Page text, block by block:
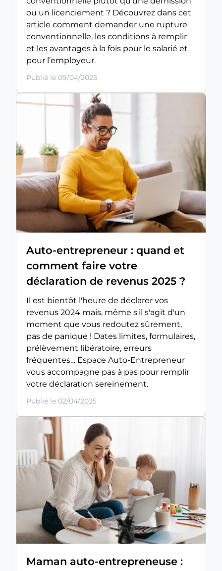
ou un licenciement ? Découvrez dans cet
article comment demander une rupture
conventionnelle, les conditions à remplir
et les avantages à la fois pour le salarié et
pour l’employeur.
Publié le 09/04/2025
Auto-entrepreneur : quand et
comment faire votre
déclaration de revenus 2025 ?
Il est bientôt l'heure de déclarer vos
revenus 2024 mais, même s'il s'agit d'un
moment que vous redoutez sûrement,
pas de panique ! Dates limites, formulaires,
prélèvement libératoire, erreurs
fréquentes… Espace Auto-Entrepreneur
vous accompagne pas à pas pour remplir
votre déclaration sereinement.
Publié le 02/04/2025
Maman auto-entrepreneuse :